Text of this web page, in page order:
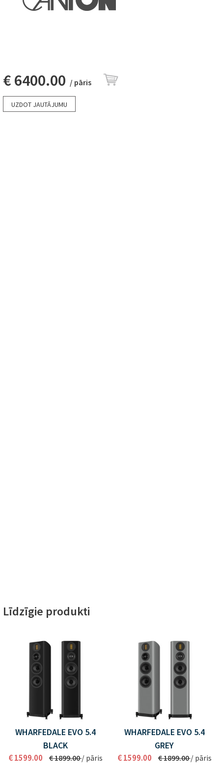
€ 6400.00 / pāris
UZDOT JAUTĀJUMU
Līdzīgie produkti
WHARFEDALE EVO 5.4
BLACK
€ 1599.00 € 1899.00/ pāris
WHARFEDALE EVO 5.4
GREY
€ 1599.00 € 1899.00/ pāris